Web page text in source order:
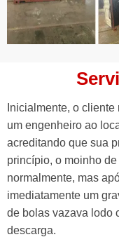
Inicialmente, o
um engenheiro ao
acreditando que sua
princípio, o moinho
normalmente, mas
imediatamente um
de bolas vazava lodo
descarga.